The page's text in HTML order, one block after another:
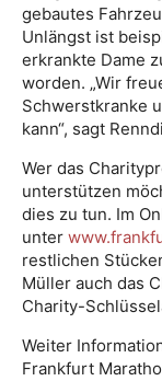
gebautes
Unlängst ist
erkrankte Dame
worden. „Wir
Schwerstkranke
kann“, sagt
Wer das
unterstützen
dies zu tun. Im
unter
restlichen
Müller auch das
Charity-
Weiter
Frankfurt